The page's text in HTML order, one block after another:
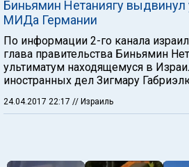
Биньямин Нетаниягу выдвинул
МИДа Германии
По информации 2-го канала
глава правительства Биньямин
ультиматум находящемуся в
иностранных дел Зигмару
24.04.2017 22:17 // Израиль